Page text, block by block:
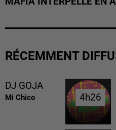
RÉCEMMENT
DJ GOJA
Mi Chico 4h26
4h26